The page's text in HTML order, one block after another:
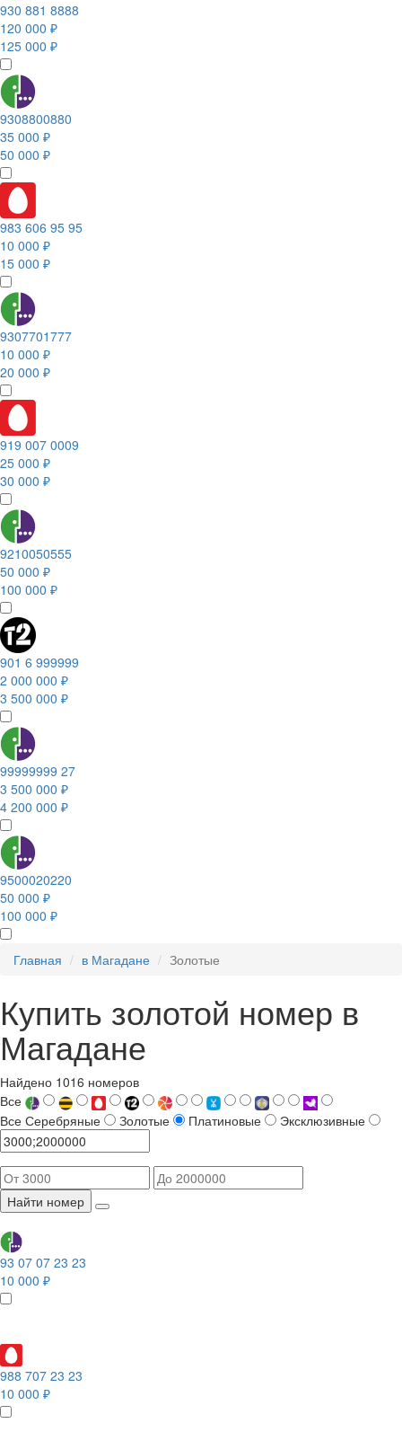
930 881 8888
120 000 ₽
125 000 ₽
9308800880
35 000 ₽
50 000 ₽
983 606 95 95
10 000 ₽
15 000 ₽
9307701777
10 000 ₽
20 000 ₽
919 007 0009
25 000 ₽
30 000 ₽
9210050555
50 000 ₽
100 000 ₽
901 6 999999
2 000 000 ₽
3 500 000 ₽
99999999 27
3 500 000 ₽
4 200 000 ₽
9500020220
50 000 ₽
100 000 ₽
Главная в Магадане Золотые
Купить золотой номер в
Магадане
Найдено 1016 номеров
Все
Все Серебряные Золотые Платиновые Эксклюзивные
Найти номер
93 07 07 23 23
10 000 ₽
988 707 23 23
10 000 ₽